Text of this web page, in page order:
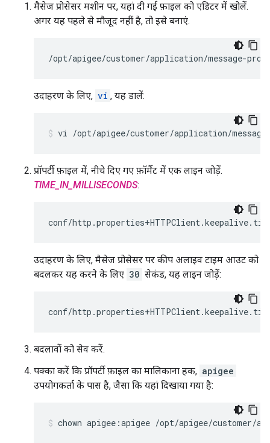
मैसेज प्रोसेसर मशीन पर, यहां दी गई फ़ाइल को एडिटर में खोलें.
अगर यह पहले से मौजूद नहीं है, तो इसे बनाएं.
/opt/apigee/customer/application/message-
उदाहरण के लिए, vi , यह डालें:
प्रॉपर्टी फ़ाइल में, नीचे दिए गए फ़ॉर्मैट में एक लाइन जोड़ें.
TIME_IN_MILLISECONDS:
conf/
उदाहरण के लिए, मैसेज प्रोसेसर पर कीप अलाइव टाइम आउट को
बदलकर यह करने के लिए 30 सेकंड, यह लाइन जोड़ें:
conf/
बदलावों को सेव करें.
पक्का करें कि प्रॉपर्टी फ़ाइल का मालिकाना हक, apigee
उपयोगकर्ता के पास है, जैसा कि यहां दिखाया गया है: